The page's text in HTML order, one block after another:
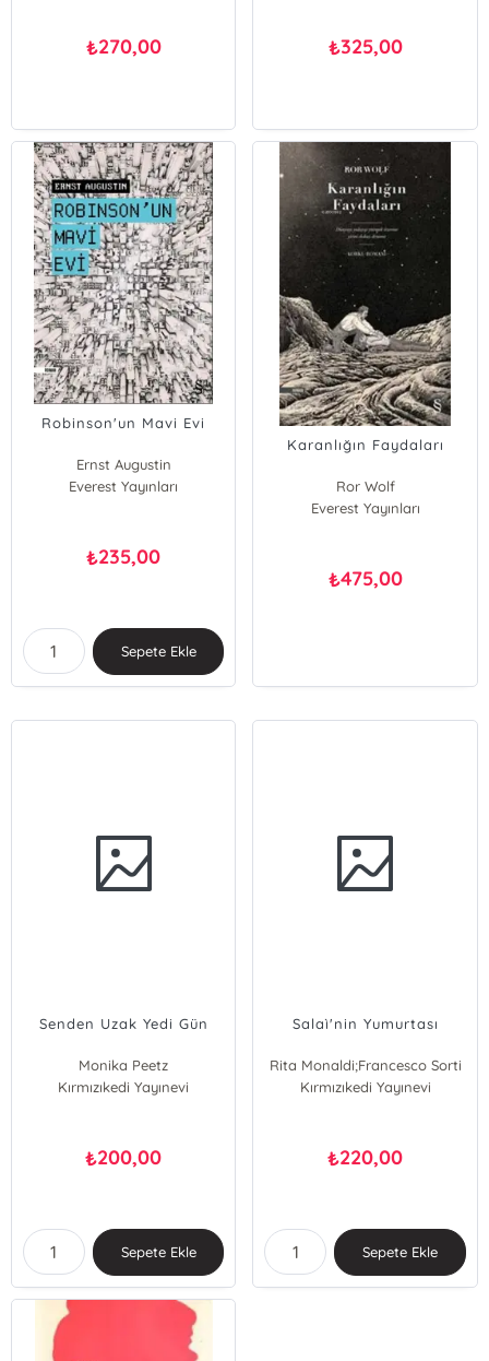
₺270,00 ₺325,00
Robinson'un Mavi Evi
Ernst Augustin
Everest Yayınları
₺235,00
Sepete Ekle
Karanlığın Faydaları
Ror Wolf
Everest Yayınları
₺475,00
Senden Uzak Yedi Gün
Monika Peetz
Kırmızıkedi Yayınevi
₺200,00
Sepete Ekle
Salaì'nin Yumurtası
Rita Monaldi;Francesco Sorti
Rita Monaldi
Kırmızıkedi Yayınevi
₺220,00
Sepete Ekle